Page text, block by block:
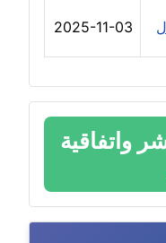
2025-11-03
واتفاقية